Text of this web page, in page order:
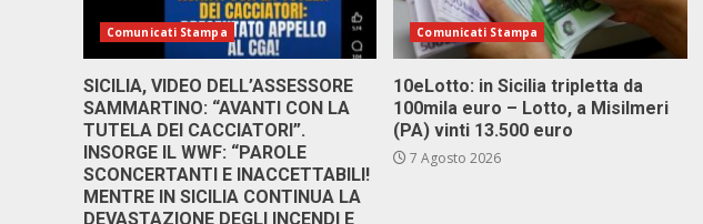
Comunicati Stampa
SICILIA, VIDEO DELL’ASSESSORE
SAMMARTINO: “AVANTI CON LA
TUTELA DEI CACCIATORI”.
INSORGE IL WWF: “PAROLE
SCONCERTANTI E INACCETTABILI!
MENTRE IN SICILIA CONTINUA LA
DEVASTAZIONE DEGLI INCENDI E
Comunicati Stampa
10eLotto: in Sicilia tripletta da
100mila euro – Lotto, a Misilmeri
(PA) vinti 13.500 euro
7 Agosto 2026